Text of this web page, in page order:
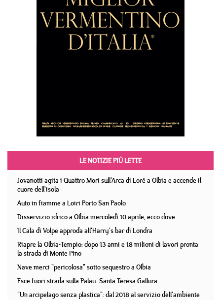
LE NOTIZIE PIÙ LETTE
Jovanotti agita i Quattro Mori sull'Arca di Lorè a Olbia e accende il
cuore dell'isola
Auto in fiamme a Loiri Porto San Paolo
Disservizio idrico a Olbia mercoledì 10 aprile, ecco dove
Il Cala di Volpe approda all'Harry's bar di Londra
Riapre la Olbia-Tempio: dopo 13 anni e 18 milioni di lavori pronta
la strada di Monte Pino
Nave merci "pericolosa" sotto sequestro a Olbia
Esce fuori strada sulla Palau- Santa Teresa Gallura
"Un arcipelago senza plastica": dal 2018 al servizio dell'ambiente